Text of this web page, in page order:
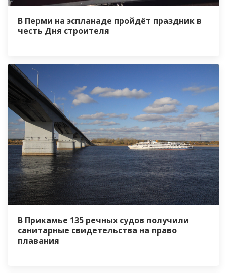
В Перми на эспланаде пройдёт праздник в
честь Дня строителя
В Прикамье 135 речных судов получили
санитарные свидетельства на право
плавания